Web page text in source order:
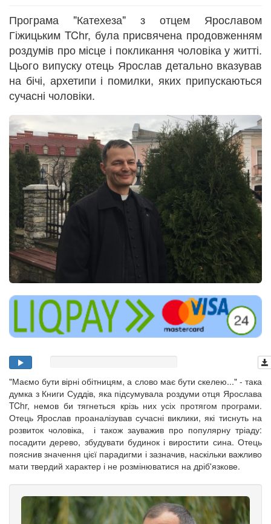
Програма "Катехеза" з отцем Ярославом
Гіжицьким TChr, була присвячена продовженням
роздумів про місце і покликання чоловіка у житті.
Цього випуску отець Ярослав детально вказував
на бічі, архетипи і помилки, яких припускаються
сучасні чоловіки.
"Маємо бути вірні обітницям, а слово має бути скелею..." - така
думка з Книги Суддів, яка підсумувала роздуми отця Ярослава
TChr, немов би тягнеться крізь них усіх протягом програми.
Отець Ярослав проаналізував сучасні виклики, які тиснуть на
розвиток чоловіка, і також зауважив про популярну тріаду:
посадити дерево, збудувати будинок і виростити сина. Отець
пояснив значення цієї парадигми і зазначив, наскільки важливо
мати твердий характер і не розмінюватися на дріб'язкове.